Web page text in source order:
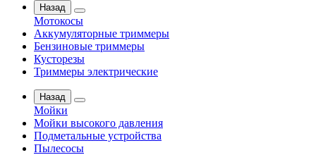
Назад
Мотокосы
Аккумуляторные триммеры
Бензиновые триммеры
Кусторезы
Триммеры электрические
Назад
Мойки
Мойки высокого давления
Подметальные устройства
Пылесосы